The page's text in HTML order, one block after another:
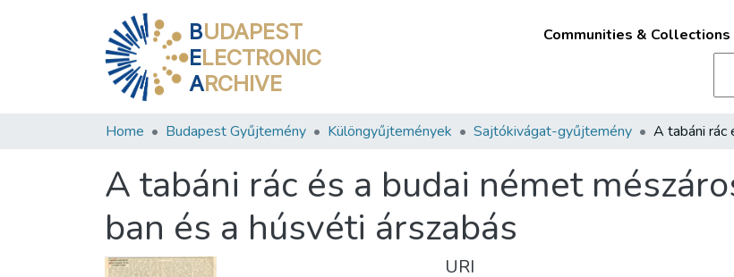
BUDAPEST
ELECTRONIC
ARCHIVE
Communities & Collections
Home Budapest Gyűjtemény Különgyűjtemények Sajtókivágat-gyűjtemény
A tabáni rác és a budai német
ban és a húsvéti árszabás
URI